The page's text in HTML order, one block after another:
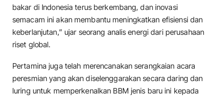
bakar di Indonesia terus berkembang, dan inovasi
semacam ini akan membantu meningkatkan efisiensi dan
keberlanjutan,” ujar seorang analis energi dari perusahaan
riset global.
Pertamina juga telah merencanakan serangkaian acara
peresmian yang akan diselenggarakan secara daring dan
luring untuk memperkenalkan BBM jenis baru ini kepada